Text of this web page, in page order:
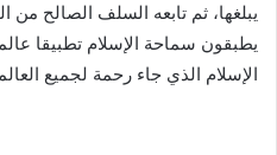
يبلغها، ثم تابعه السلف الصالح من
يطبقون سماحة الإسلام تطبيقا
الإسلام الذي جاء رحمة لجميع